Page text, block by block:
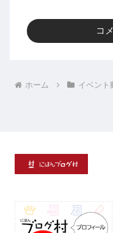
コ
ホーム イベント